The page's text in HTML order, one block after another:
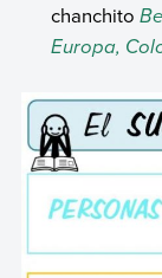
chanchito
Europa,